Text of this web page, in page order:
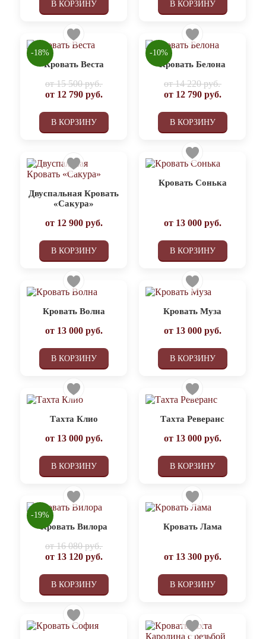
В КОРЗИНУ В КОРЗИНУ
Кровать Веста
от15 500 руб.
от 12 790руб.
В КОРЗИНУ
-18%
Кровать Белона
от14 220 руб.
от 12 790руб.
В КОРЗИНУ
-10%
Двуспальная Кровать
«Сакура»
от 12 900руб.
В КОРЗИНУ
Кровать Сонька
от 13 000руб.
В КОРЗИНУ
Кровать Волна
от 13 000руб.
В КОРЗИНУ
Кровать Муза
от 13 000руб.
В КОРЗИНУ
Тахта Клио
от 13 000руб.
В КОРЗИНУ
Тахта Реверанс
от 13 000руб.
В КОРЗИНУ
Кровать Вилора
от16 080 руб.
от 13 120руб.
В КОРЗИНУ
-19%
Кровать Лама
от 13 300руб.
В КОРЗИНУ